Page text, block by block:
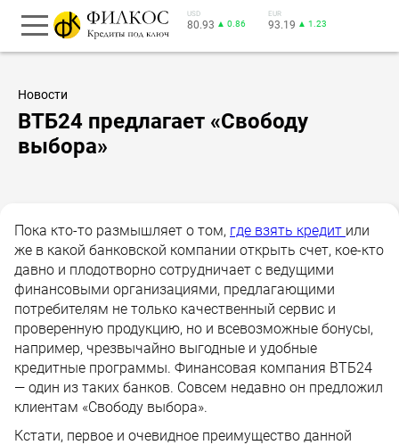
USD
80.93 ▲ 0.86
EUR
93.19 ▲ 1.23
Новости
ВТБ24 предлагает «Свободу
выбора»
Пока кто-то размышляет о том, где взять кредит или
же в какой банковской компании открыть счет, кое-кто
давно и плодотворно сотрудничает с ведущими
финансовыми организациями, предлагающими
потребителям не только качественный сервис и
проверенную продукцию, но и всевозможные бонусы,
например, чрезвычайно выгодные и удобные
кредитные программы. Финансовая компания ВТБ24
— один из таких банков. Совсем недавно он предложил
клиентам «Свободу выбора».
Кстати, первое и очевидное преимущество данной